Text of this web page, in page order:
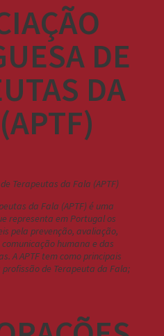
DE
DA
da Fala (APTF) é uma
representa em Portugal os
pela prevenção, avaliação,
humana e das
A APTF tem como principais
de Terapeuta da Fala;